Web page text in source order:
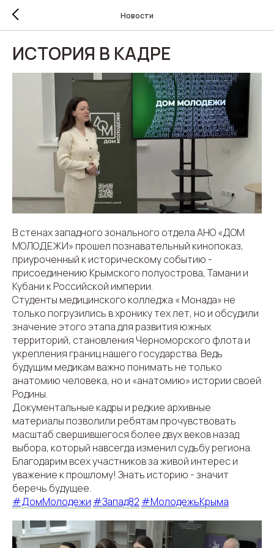
Новости
ИСТОРИЯ В КАДРЕ
В стенах западного зонального отдела АНО «ДОМ
МОЛОДЕЖИ» прошел познавательный кинопоказ,
приуроченный к историческому событию -
присоединению Крымского полуострова, Тамани и
Кубани к Российской империи.
Студенты медицинского колледжа « Монада» не
только погрузились в хронику тех лет, но и обсудили
значение этого этапа для развития южных
территорий, становления Черноморского флота и
укрепления границ нашего государства. Ведь
будущим медикам важно понимать не только
анатомию человека, но и «анатомию» истории своей
Родины.
Документальные кадры и редкие архивные
материалы позволили ребятам прочувствовать
масштаб свершившегося более двух веков назад
выбора, который навсегда изменил судьбу региона.
Благодарим всех участников за живой интерес и
уважение к прошлому! Знать историю - значит
беречь будущее.
#ДомМолодежи #Запад82 #МолодежьКрыма